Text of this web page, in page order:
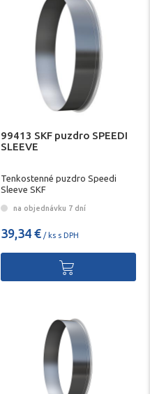
99413 SKF puzdro SPEEDI
SLEEVE
Tenkostenné puzdro Speedi
Sleeve SKF
na objednávku 7 dní
39,34 € / ks s DPH